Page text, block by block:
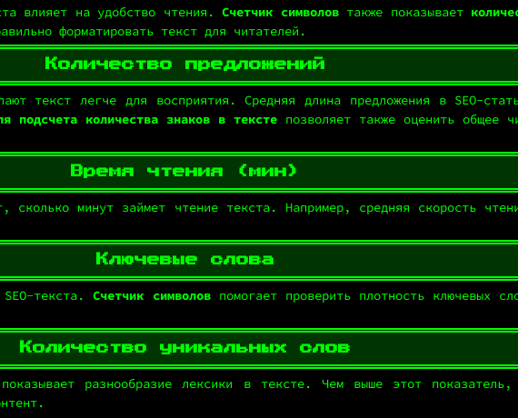
влияет на удобство чтения. Счетчик символовтакже показывает
форматировать текст для читателей.
Количество предложений
текст легче для восприятия. Средняя длина предложения в SEO-
подсчета количества знаков в тексте позволяет также оценить общее
Время чтения (мин)
сколько минут займет чтение текста. Например, средняя скорость
Ключевые слова
SEO-текста.Счетчик символовпомогает проверить плотность ключевых
Количество уникальных слов
разнообразие лексики в тексте. Чем выше этот показатель,